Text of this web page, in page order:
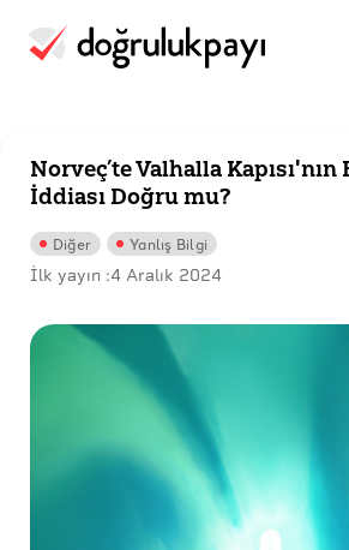
Norveç’te Valhalla
İddiası Doğru mu?
Diğer Yanlış Bilgi
İlk yayın :4 Aralık 2024